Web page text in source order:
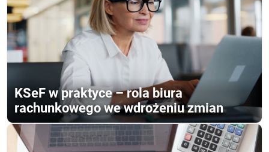
KSeF w praktyce – rola biura
rachunkowego we wdrożeniu zmian